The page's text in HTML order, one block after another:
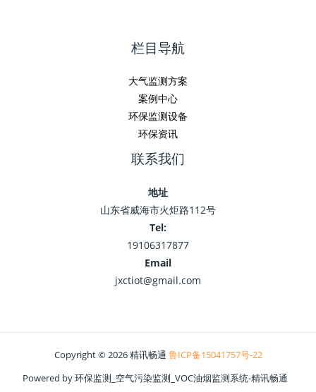
栏目导航
大气监测方案
案例中心
环保监测设备
环保资讯
联系我们
地址
山东省威海市火炬路112号
Tel:
19106317877
Email
jxctiot@gmail.com
Copyright © 2026 精讯畅通 鲁ICP备15041757号-22
Powered by 环保监测_空气污染监测_VOC油烟监测系统-精讯畅通